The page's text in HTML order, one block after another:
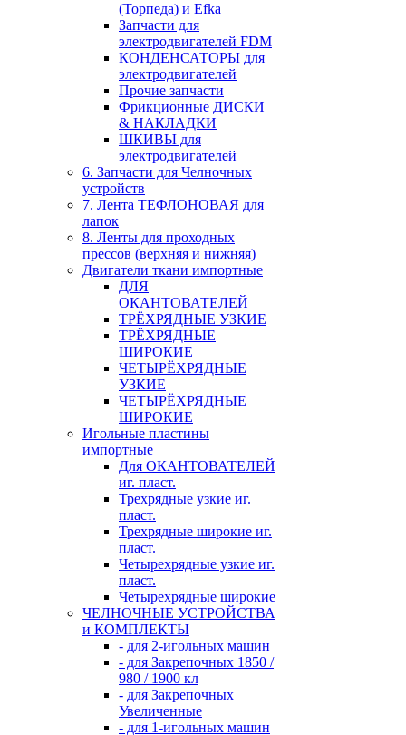
(Торпеда) и Efka
Запчасти для
электродвигателей FDM
КОНДЕНСАТОРЫ для
электродвигателей
Прочие запчасти
Фрикционные ДИСКИ
& НАКЛАДКИ
ШКИВЫ для
электродвигателей
6. Запчасти для Челночных
устройств
7. Лента ТЕФЛОНОВАЯ для
лапок
8. Ленты для проходных
прессов (верхняя и нижняя)
Двигатели ткани импортные
ДЛЯ
ОКАНТОВАТЕЛЕЙ
ТРЁХРЯДНЫЕ УЗКИЕ
ТРЁХРЯДНЫЕ
ШИРОКИЕ
ЧЕТЫРЁХРЯДНЫЕ
УЗКИЕ
ЧЕТЫРЁХРЯДНЫЕ
ШИРОКИЕ
Игольные пластины
импортные
Для ОКАНТОВАТЕЛЕЙ
иг. пласт.
Трехрядные узкие иг.
пласт.
Трехрядные широкие иг.
пласт.
Четырехрядные узкие иг.
пласт.
Четырехрядные широкие
ЧЕЛНОЧНЫЕ УСТРОЙСТВА
и КОМПЛЕКТЫ
- для 2-игольных машин
- для Закрепочных 1850 /
980 / 1900 кл
- для Закрепочных
Увеличенные
- для 1-игольных машин